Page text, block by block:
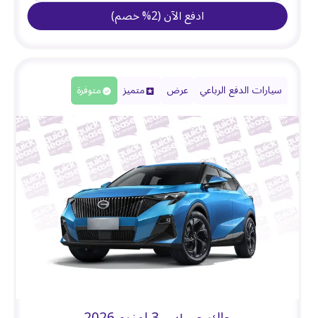
ادفع الآن(
2
%خصم)
سيارات الدفع الرباعي عرض متميز متوفرة